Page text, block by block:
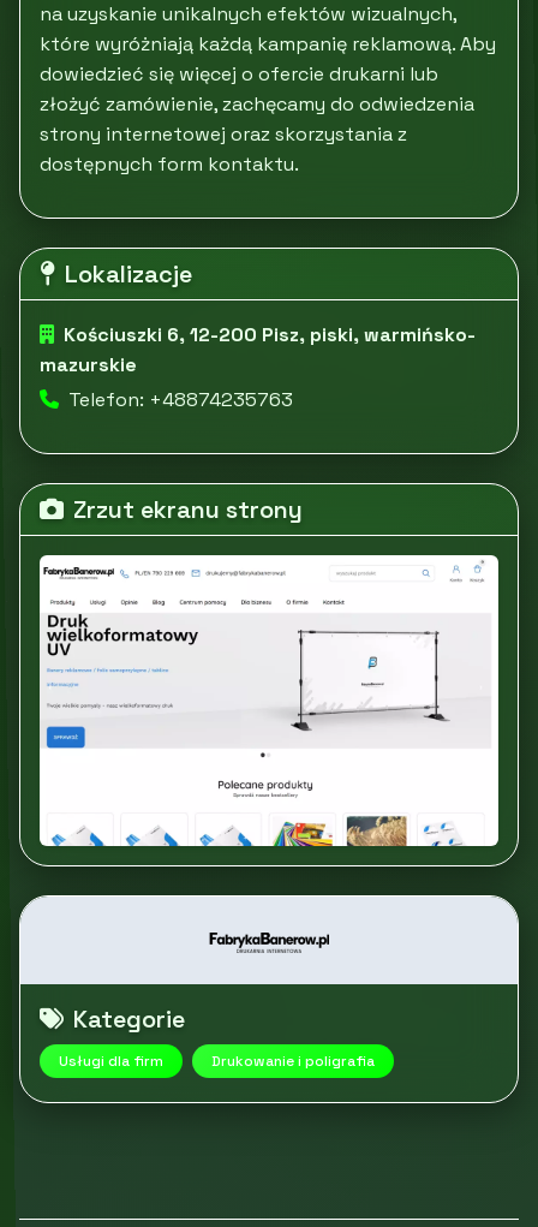
na uzyskanie unikalnych efektów wizualnych,
które wyróżniają każdą kampanię reklamową. Aby
dowiedzieć się więcej o ofercie drukarni lub
złożyć zamówienie, zachęcamy do odwiedzenia
strony internetowej oraz skorzystania z
dostępnych form kontaktu.
Lokalizacje
Kościuszki 6, 12-200 Pisz, piski, warmińsko-
mazurskie
Telefon: +48874235763
Zrzut ekranu strony
Kategorie
Usługi dla firm Drukowanie i poligrafia